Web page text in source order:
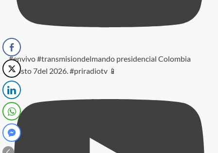
#envivo #transmisiondelmando presidencial Colombia
agosto 7del 2026. #priradiotv 📱